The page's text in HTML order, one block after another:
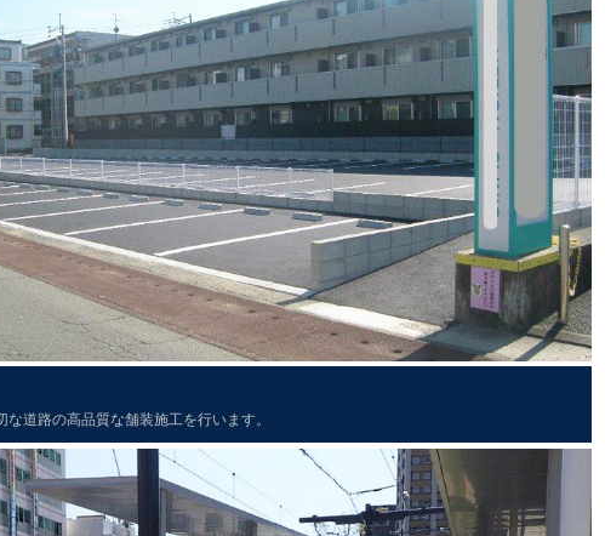
な道路の高品質な舗装施工を行います。